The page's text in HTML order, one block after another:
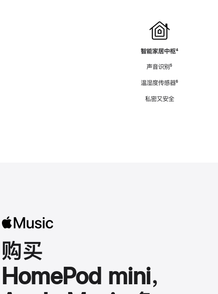
智能家居中枢脚
⁴
声音识别脚
⁵
温湿度传感器脚
⁶
私密又安全
购买
HomePod mini，